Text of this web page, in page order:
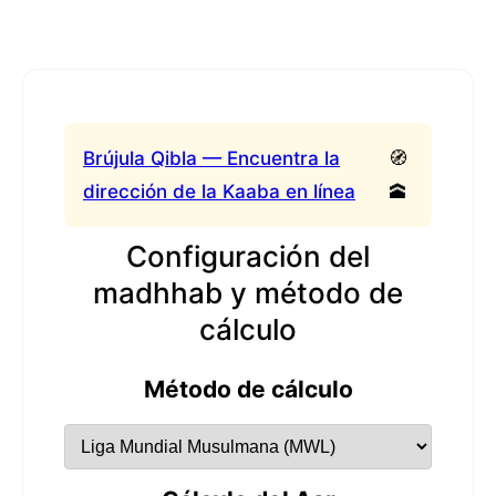
Brújula Qibla — Encuentra la
dirección de la Kaaba en línea
🧭
🕋
Configuración del
madhhab y método de
cálculo
Método de cálculo